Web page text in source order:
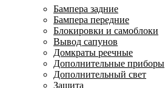
Бампера задние
Бампера передние
Блокировки и самоблоки
Вывод сапунов
Домкраты реечные
Дополнительные приборы
Дополнительный свет
Защита